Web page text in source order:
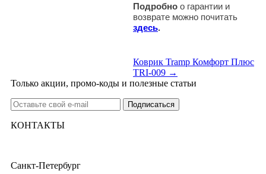
Подробно о гарантии и
возврате можно почитать
здесь.
Коврик Tramp Комфорт Плюс
TRI-009 →
Только акции, промо-коды и полезные статьи
КОНТАКТЫ
Санкт-Петербург